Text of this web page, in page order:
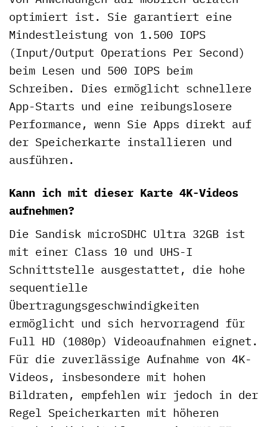
optimiert ist. Sie garantiert eine
Mindestleistung von 1.500 IOPS
(Input/Output Operations Per Second)
beim Lesen und 500 IOPS beim
Schreiben. Dies ermöglicht schnellere
App-Starts und eine reibungslosere
Performance, wenn Sie Apps direkt auf
der Speicherkarte installieren und
ausführen.
Kann ich mit dieser Karte 4K-Videos
aufnehmen?
Die Sandisk microSDHC Ultra 32GB ist
mit einer Class 10 und UHS-I
Schnittstelle ausgestattet, die hohe
sequentielle
Übertragungsgeschwindigkeiten
ermöglicht und sich hervorragend für
Full HD (1080p) Videoaufnahmen eignet.
Für die zuverlässige Aufnahme von 4K-
Videos, insbesondere mit hohen
Bildraten, empfehlen wir jedoch in der
Regel Speicherkarten mit höheren